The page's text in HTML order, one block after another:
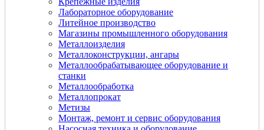
Лабораторное оборудование
Литейное производство
Магазины промышленного оборудования
Металлоизделия
Металлоконструкции, ангары
Металлообрабатывающее оборудование и
станки
Металлообработка
Металлопрокат
Метизы
Монтаж, ремонт и сервис оборудования